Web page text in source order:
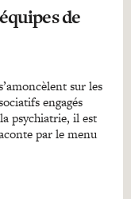
de
sur les
engagés
psychiatrie, il est
par le menu